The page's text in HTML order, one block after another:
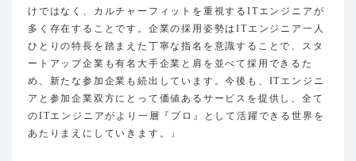
けではなく、カルチャーフィットを重視するITエンジニアが
多く存在することです。企業の採用姿勢はITエンジニア一人
ひとりの特長を踏まえた丁寧な指名を意識することで、スタ
ートアップ企業も有名大手企業と肩を並べて採用できるた
め、新たな参加企業も続出しています。今後も、ITエンジニ
アと参加企業双方にとって価値あるサービスを提供し、全て
のITエンジニアがより一層『プロ』として活躍できる世界を
あたりまえにしていきます。」